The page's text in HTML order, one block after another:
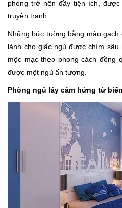
phòng trở nên đầy tiện ích,
truyện tranh.
Những bức tường bằng màu
lành cho giấc ngủ được chìm
mộc mạc theo phong cách đồng
được một ngủ ấn tượng.
Phòng ngủ lấy cảm hứng từ